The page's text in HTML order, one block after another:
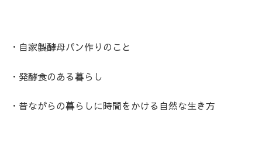
・自家製酵母パン作りのこと
・発酵食のある暮らし
・昔ながらの暮らしに時間をかける自然な生き方